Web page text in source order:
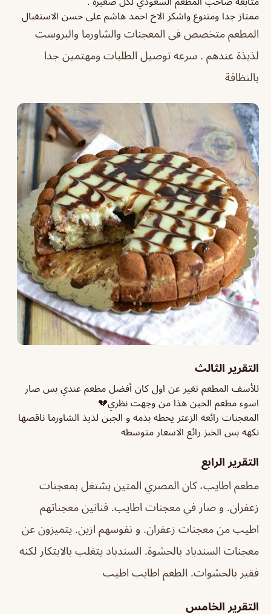
ممتاز جدا ومتنوع واشكر الاخ احمد هاشم على حسن الاستقبال
المطعم متخصص فى المعجنات والشاورما والبروست
لذيذة عندهم . سرعه توصيل الطلبات ومهتمين جدا
بالنظافة
التقرير الثالث
للأسف المطعم تغير عن اول كان أفضل مطعم عندي بس صار
اسوء مطعم الحين هذا من وجهت نظري💔
المعجنات رائعه الزعتر يحطه بذمه و الجبن لذيذ الشاورما ناقصها
نكهه بس الخبز رائع الاسعار متوسطه
التقرير الرابع
مطعم اطايب، كان المصري المتين يشتغل بمعجنات
زعفران. و صار في معجنات اطايب. فنانين معجناتهم
اطيب من معجنات زعفران. و نفوسهم ازين. يتميزون عن
معجنات السندباد بالحشوة. السندباد يتغلب بالابتكار لكنه
فقير بالحشوات. الطعم اطايب اطيب
التقرير الخامس